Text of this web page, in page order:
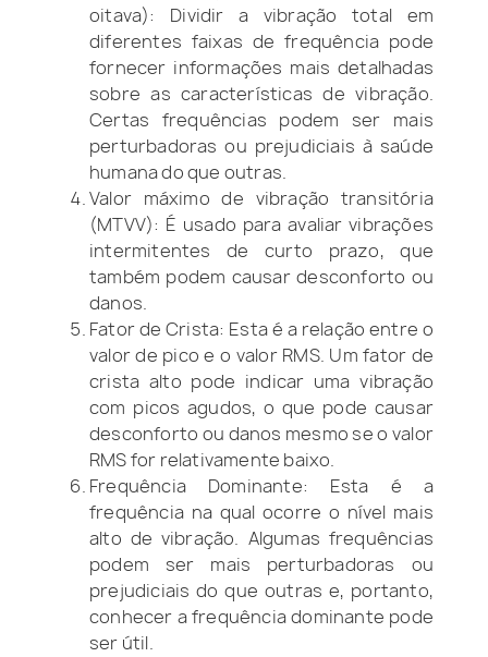
oitava): Dividir a vibração total em
diferentes faixas de frequência pode
fornecer informações mais detalhadas
sobre as características de vibração.
Certas frequências podem ser mais
perturbadoras ou prejudiciais à saúde
humana do que outras.
Valor máximo de vibração transitória
(MTVV): É usado para avaliar vibrações
intermitentes de curto prazo, que
também podem causar desconforto ou
danos.
Fator de Crista: Esta é a relação entre o
valor de pico e o valor RMS. Um fator de
crista alto pode indicar uma vibração
com picos agudos, o que pode causar
desconforto ou danos mesmo se o valor
RMS for relativamente baixo.
Frequência Dominante: Esta é a
frequência na qual ocorre o nível mais
alto de vibração. Algumas frequências
podem ser mais perturbadoras ou
prejudiciais do que outras e, portanto,
conhecer a frequência dominante pode
ser útil.